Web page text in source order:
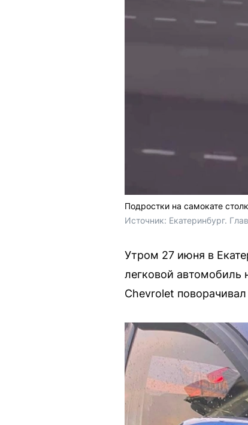
Подростки на самокате
Источник: Екатеринбург.
Утром 27 июня в
легковой автомобиль
Chevrolet